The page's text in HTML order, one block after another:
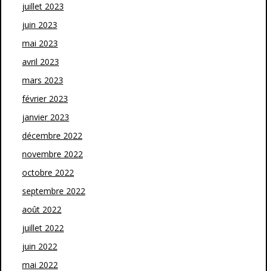
juillet 2023
juin 2023
mai 2023
avril 2023
mars 2023
février 2023
janvier 2023
décembre 2022
novembre 2022
octobre 2022
septembre 2022
août 2022
juillet 2022
juin 2022
mai 2022